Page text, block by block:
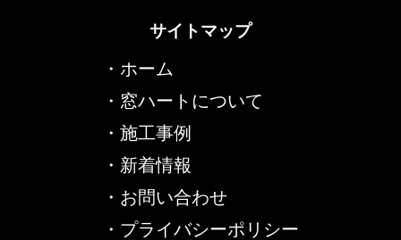
サイトマップ
・ ホーム
・ 窓ハートについて
・ 施工事例
・ 新着情報
・ お問い合わせ
・ プライバシーポリシー